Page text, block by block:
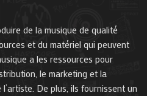
de la musique de qualité
et du matériel qui peuvent
a les ressources pour
le marketing et la
De plus, ils fournissent un